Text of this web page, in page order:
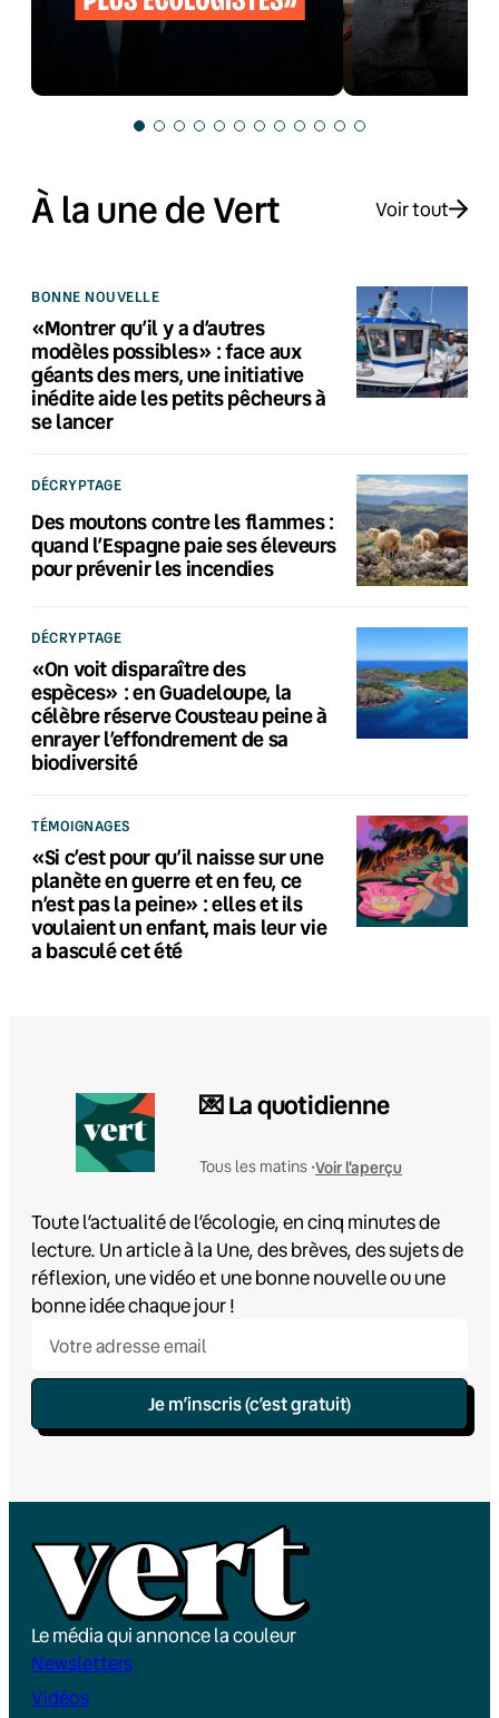
À la une de Vert Voir tout
BONNE NOUVELLE
«Montrer qu’il y a d’autres
modèles possibles» : face aux
géants des mers, une initiative
inédite aide les petits pêcheurs à
se lancer
DÉCRYPTAGE
Des moutons contre les flammes :
quand l’Espagne paie ses éleveurs
pour prévenir les incendies
DÉCRYPTAGE
«On voit disparaître des
espèces» : en Guadeloupe, la
célèbre réserve Cousteau peine à
enrayer l’effondrement de sa
biodiversité
TÉMOIGNAGES
«Si c’est pour qu’il naisse sur une
planète en guerre et en feu, ce
n’est pas la peine» : elles et ils
voulaient un enfant, mais leur vie
a basculé cet été
💌 La quotidienne
Tous les matins •Voir l'aperçu
Toute l’actualité de l’écologie, en cinq minutes de
lecture. Un article à la Une, des brèves, des sujets de
réflexion, une vidéo et une bonne nouvelle ou une
bonne idée chaque jour !
Je m’inscris (c’est gratuit)
Le média qui annonce la couleur
Newsletters
Vidéos